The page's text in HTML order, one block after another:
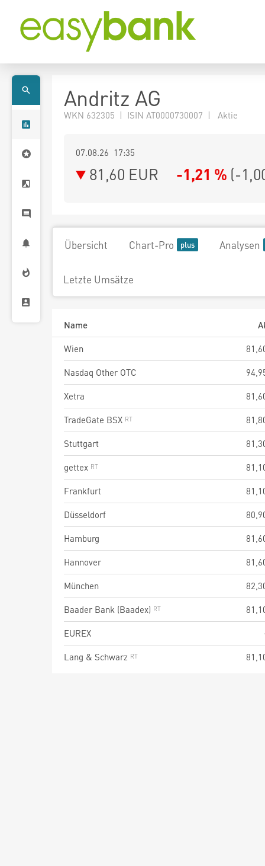
Andritz AG
WKN 632305 | ISIN AT0000730007 | Aktie
07.08.26 17:35
81,60 EUR -1,21 % (-
Übersicht Chart-Pro Analysen
Letzte Umsätze
Name
Wien
Nasdaq Other OTC
Xetra
TradeGate BSX
Stuttgart
gettex
Frankfurt
Düsseldorf
Hamburg
Hannover
München
Baader Bank (Baadex)
EUREX
Lang & Schwarz